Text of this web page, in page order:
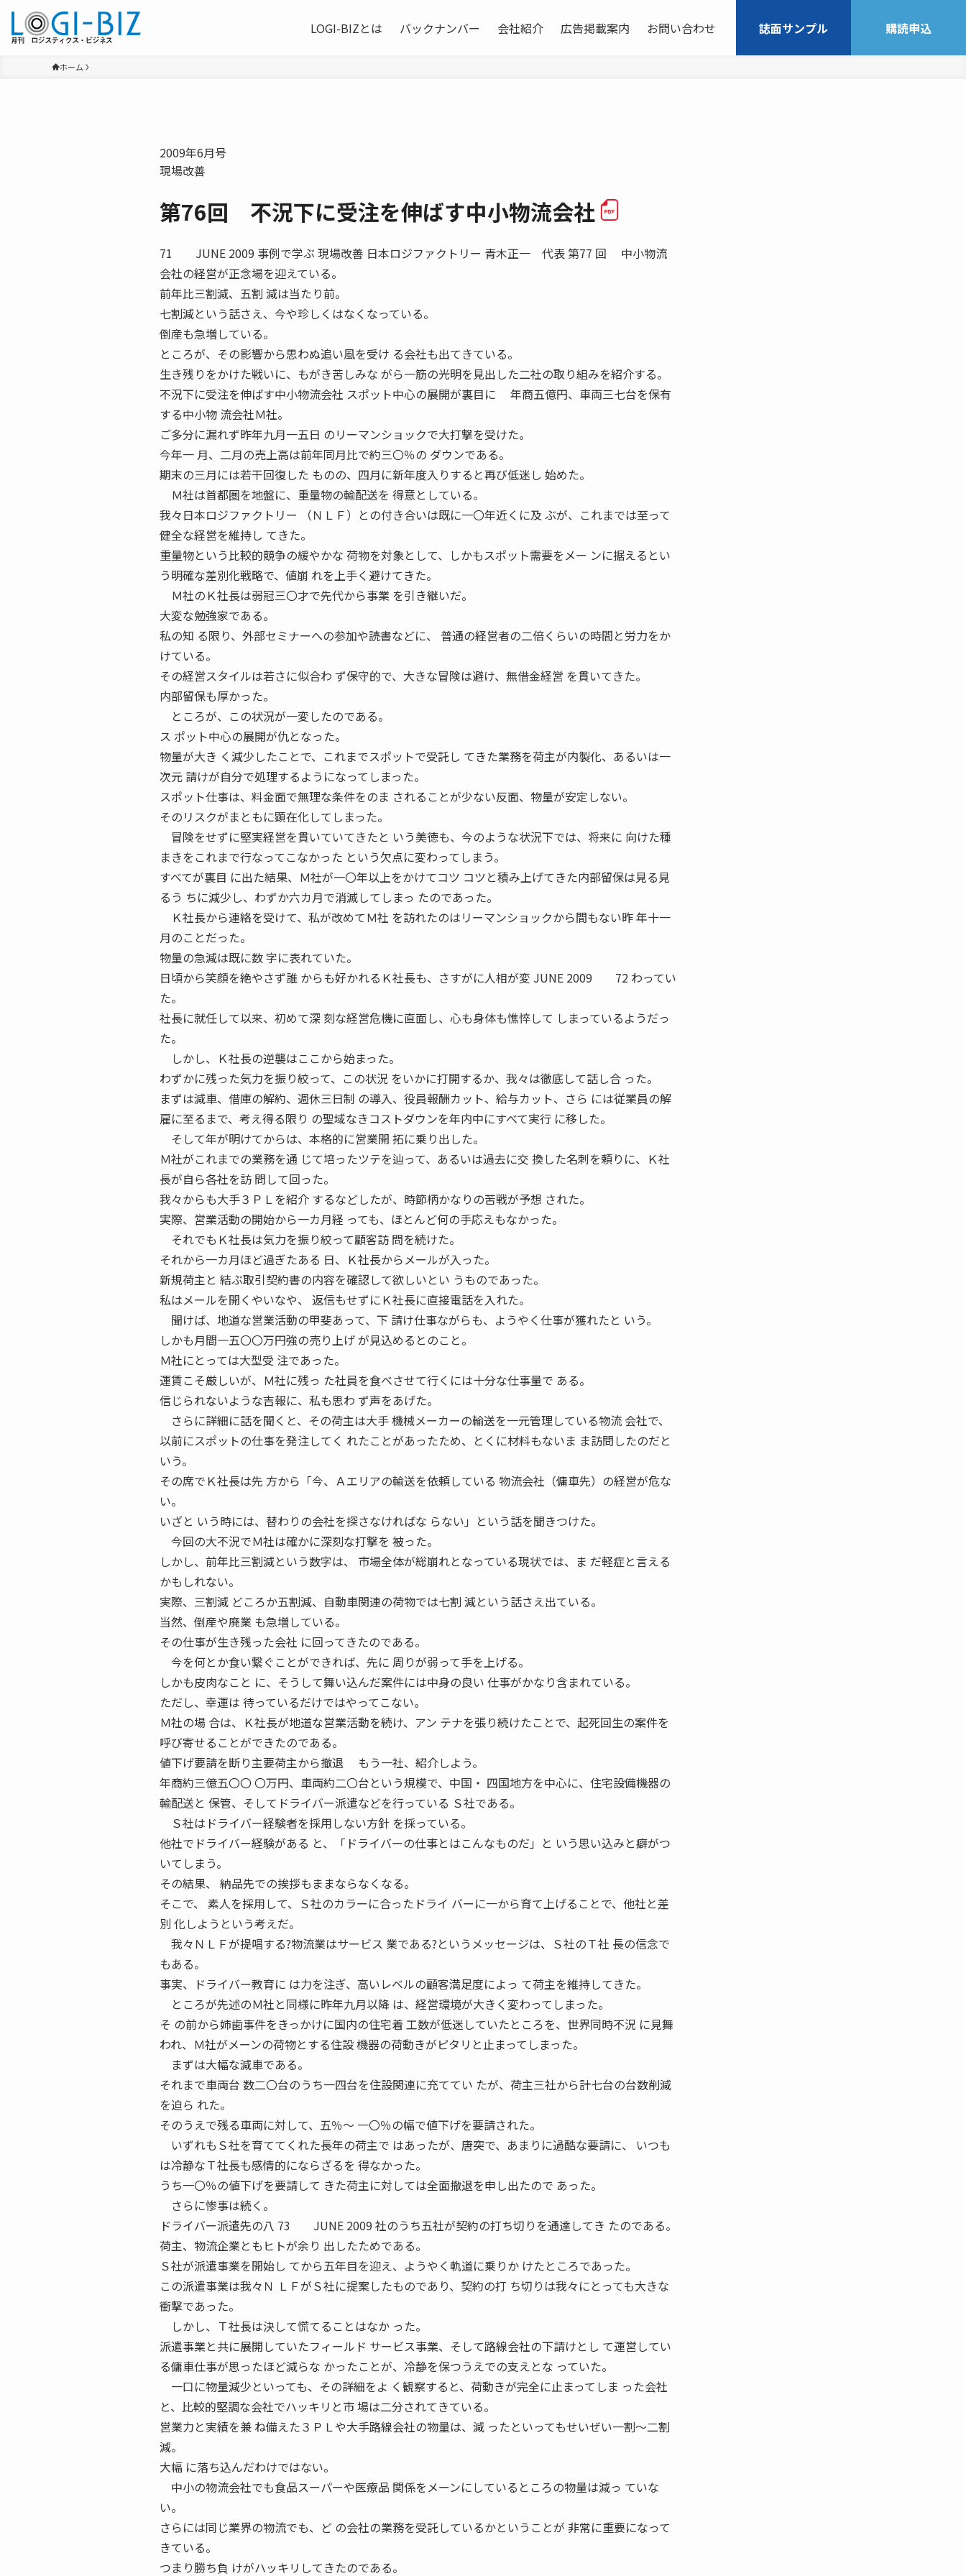
LOGI-BIZとは バックナンバー 会社紹介 広告掲載案内 お問い合わせ 誌面サンプル 購読申込
ホーム
2009年6月号
現場改善
第76回 不況下に受注を伸ばす中小物流会社
71 JUNE 2009 事例で学ぶ 現場改善 日本ロジファクトリー 青木正一 代表 第77 回 中小物流
会社の経営が正念場を迎えている。
前年比三割減、五割 減は当たり前。
七割減という話さえ、今や珍しくはなくなっている。
倒産も急増している。
ところが、その影響から思わぬ追い風を受け る会社も出てきている。
生き残りをかけた戦いに、もがき苦しみな がら一筋の光明を見出した二社の取り組みを紹介する。
不況下に受注を伸ばす中小物流会社 スポット中心の展開が裏目に 年商五億円、車両三七台を保有
する中小物 流会社Ｍ社。
ご多分に漏れず昨年九月一五日 のリーマンショックで大打撃を受けた。
今年一 月、二月の売上高は前年同月比で約三〇％の ダウンである。
期末の三月には若干回復した ものの、四月に新年度入りすると再び低迷し 始めた。
Ｍ社は首都圏を地盤に、重量物の輸配送を 得意としている。
我々日本ロジファクトリー （ＮＬＦ）との付き合いは既に一〇年近くに及 ぶが、これまでは至って
健全な経営を維持し てきた。
重量物という比較的競争の緩やかな 荷物を対象として、しかもスポット需要をメー ンに据えるとい
う明確な差別化戦略で、値崩 れを上手く避けてきた。
Ｍ社のＫ社長は弱冠三〇才で先代から事業 を引き継いだ。
大変な勉強家である。
私の知 る限り、外部セミナーへの参加や読書などに、 普通の経営者の二倍くらいの時間と労力をか
けている。
その経営スタイルは若さに似合わ ず保守的で、大きな冒険は避け、無借金経営 を貫いてきた。
内部留保も厚かった。
ところが、この状況が一変したのである。
ス ポット中心の展開が仇となった。
物量が大き く減少したことで、これまでスポットで受託し てきた業務を荷主が内製化、あるいは一
次元 請けが自分で処理するようになってしまった。
スポット仕事は、料金面で無理な条件をのま されることが少ない反面、物量が安定しない。
そのリスクがまともに顕在化してしまった。
冒険をせずに堅実経営を貫いていてきたと いう美徳も、今のような状況下では、将来に 向けた種
まきをこれまで行なってこなかった という欠点に変わってしまう。
すべてが裏目 に出た結果、Ｍ社が一〇年以上をかけてコツ コツと積み上げてきた内部留保は見る見
るう ちに減少し、わずか六カ月で消滅してしまっ たのであった。
Ｋ社長から連絡を受けて、私が改めてＭ社 を訪れたのはリーマンショックから間もない昨 年十一
月のことだった。
物量の急減は既に数 字に表れていた。
日頃から笑顔を絶やさず誰 からも好かれるＫ社長も、さすがに人相が変 JUNE 2009 72 わってい
た。
社長に就任して以来、初めて深 刻な経営危機に直面し、心も身体も憔悴して しまっているようだっ
た。
しかし、Ｋ社長の逆襲はここから始まった。
わずかに残った気力を振り絞って、この状況 をいかに打開するか、我々は徹底して話し合 った。
まずは減車、借庫の解約、週休三日制 の導入、役員報酬カット、給与カット、さら には従業員の解
雇に至るまで、考え得る限り の聖域なきコストダウンを年内中にすべて実行 に移した。
そして年が明けてからは、本格的に営業開 拓に乗り出した。
Ｍ社がこれまでの業務を通 じて培ったツテを辿って、あるいは過去に交 換した名刺を頼りに、Ｋ社
長が自ら各社を訪 問して回った。
我々からも大手３ＰＬを紹介 するなどしたが、時節柄かなりの苦戦が予想 された。
実際、営業活動の開始から一カ月経 っても、ほとんど何の手応えもなかった。
それでもＫ社長は気力を振り絞って顧客訪 問を続けた。
それから一カ月ほど過ぎたある 日、Ｋ社長からメールが入った。
新規荷主と 結ぶ取引契約書の内容を確認して欲しいとい うものであった。
私はメールを開くやいなや、 返信もせずにＫ社長に直接電話を入れた。
聞けば、地道な営業活動の甲斐あって、下 請け仕事ながらも、ようやく仕事が獲れたと いう。
しかも月間一五〇〇万円強の売り上げ が見込めるとのこと。
Ｍ社にとっては大型受 注であった。
運賃こそ厳しいが、Ｍ社に残っ た社員を食べさせて行くには十分な仕事量で ある。
信じられないような吉報に、私も思わ ず声をあげた。
さらに詳細に話を聞くと、その荷主は大手 機械メーカーの輸送を一元管理している物流 会社で、
以前にスポットの仕事を発注してく れたことがあったため、とくに材料もないま ま訪問したのだと
いう。
その席でＫ社長は先 方から「今、Ａエリアの輸送を依頼している 物流会社（傭車先）の経営が危な
い。
いざと いう時には、替わりの会社を探さなければな らない」という話を聞きつけた。
今回の大不況でＭ社は確かに深刻な打撃を 被った。
しかし、前年比三割減という数字は、 市場全体が総崩れとなっている現状では、ま だ軽症と言える
かもしれない。
実際、三割減 どころか五割減、自動車関連の荷物では七割 減という話さえ出ている。
当然、倒産や廃業 も急増している。
その仕事が生き残った会社 に回ってきたのである。
今を何とか食い繋ぐことができれば、先に 周りが弱って手を上げる。
しかも皮肉なこと に、そうして舞い込んだ案件には中身の良い 仕事がかなり含まれている。
ただし、幸運は 待っているだけではやってこない。
Ｍ社の場 合は、Ｋ社長が地道な営業活動を続け、アン テナを張り続けたことで、起死回生の案件を
呼び寄せることができたのである。
値下げ要請を断り主要荷主から撤退 もう一社、紹介しよう。
年商約三億五〇〇 〇万円、車両約二〇台という規模で、中国・ 四国地方を中心に、住宅設備機器の
輸配送と 保管、そしてドライバー派遣などを行っている Ｓ社である。
Ｓ社はドライバー経験者を採用しない方針 を採っている。
他社でドライバー経験がある と、「ドライバーの仕事とはこんなものだ」と いう思い込みと癖がつ
いてしまう。
その結果、 納品先での挨拶もままならなくなる。
そこで、 素人を採用して、Ｓ社のカラーに合ったドライ バーに一から育て上げることで、他社と差
別 化しようという考えだ。
我々ＮＬＦが提唱する?物流業はサービス 業である?というメッセージは、Ｓ社のＴ社 長の信念で
もある。
事実、ドライバー教育に は力を注ぎ、高いレベルの顧客満足度によっ て荷主を維持してきた。
ところが先述のＭ社と同様に昨年九月以降 は、経営環境が大きく変わってしまった。
そ の前から姉歯事件をきっかけに国内の住宅着 工数が低迷していたところを、世界同時不況 に見舞
われ、Ｍ社がメーンの荷物とする住設 機器の荷動きがピタリと止まってしまった。
まずは大幅な減車である。
それまで車両台 数二〇台のうち一四台を住設関連に充ててい たが、荷主三社から計七台の台数削減
を迫ら れた。
そのうえで残る車両に対して、五％〜 一〇％の幅で値下げを要請された。
いずれもＳ社を育ててくれた長年の荷主で はあったが、唐突で、あまりに過酷な要請に、 いつも
は冷静なＴ社長も感情的にならざるを 得なかった。
うち一〇％の値下げを要請して きた荷主に対しては全面撤退を申し出たので あった。
さらに惨事は続く。
ドライバー派遣先の八 73 JUNE 2009 社のうち五社が契約の打ち切りを通達してき たのである。
荷主、物流企業ともヒトが余り 出したためである。
Ｓ社が派遣事業を開始し てから五年目を迎え、ようやく軌道に乗りか けたところであった。
この派遣事業は我々Ｎ ＬＦがＳ社に提案したものであり、契約の打 ち切りは我々にとっても大きな
衝撃であった。
しかし、Ｔ社長は決して慌てることはなか った。
派遣事業と共に展開していたフィールド サービス事業、そして路線会社の下請けとし て運営してい
る傭車仕事が思ったほど減らな かったことが、冷静を保つうえでの支えとな っていた。
一口に物量減少といっても、その詳細をよ く観察すると、荷動きが完全に止まってしま った会社
と、比較的堅調な会社でハッキリと市 場は二分されてきている。
営業力と実績を兼 ね備えた３ＰＬや大手路線会社の物量は、減 ったといってもせいぜい一割〜二割
減。
大幅 に落ち込んだわけではない。
中小の物流会社でも食品スーパーや医療品 関係をメーンにしているところの物量は減っ ていな
い。
さらには同じ業界の物流でも、ど の会社の業務を受託しているかということが 非常に重要になって
きている。
つまり勝ち負 けがハッキリしてきたのである。